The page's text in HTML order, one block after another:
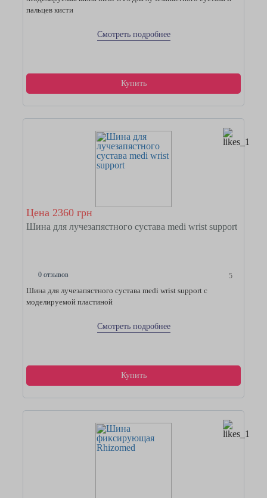
пальцев кисти
Смотреть подробнее
Купить
Цена 2360 грн
Шина для лучезапястного сустава medi wrist support
0 отзывов 5
Шина для лучезапястного сустава medi wrist support с
моделируемой пластиной
Смотреть подробнее
Купить